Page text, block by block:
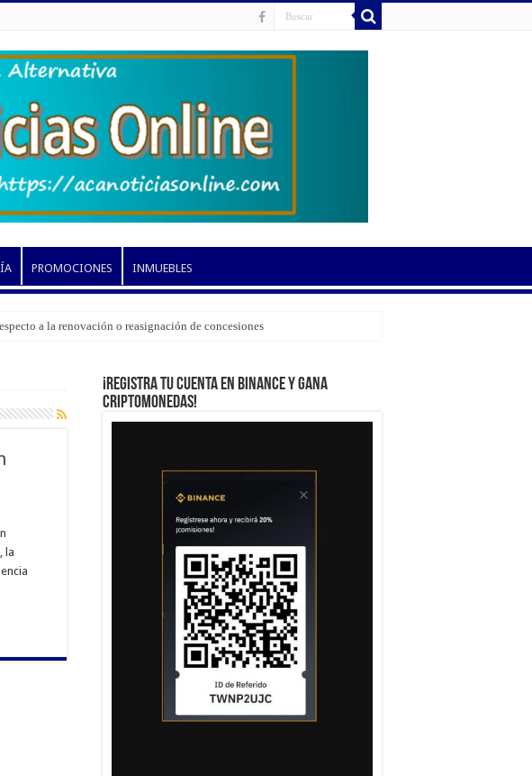
PROMOCIONES INMUEBLES
a la renovación o reasignación de concesiones
la
¡Registra tu cuenta en Binance y gana
criptomonedas!